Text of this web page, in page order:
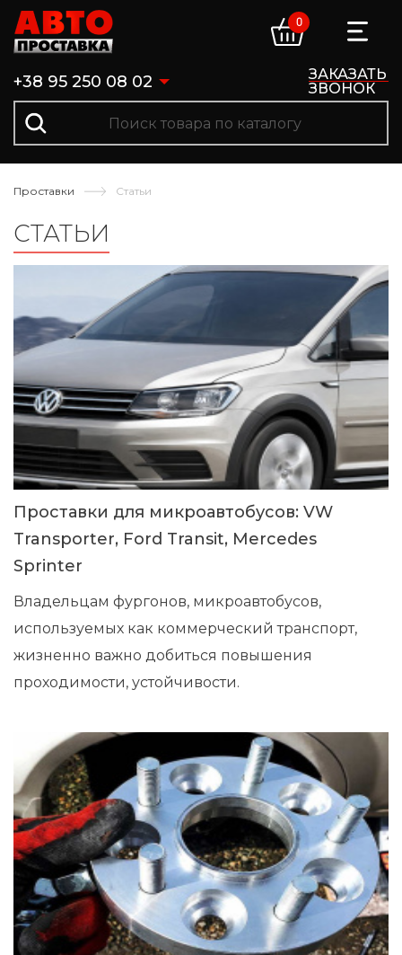
+38 95 250 08 02
ЗАКАЗАТЬ
ЗВОНОК
0
Проставки Статьи
СТАТЬИ
Проставки для микроавтобусов: VW
Transporter, Ford Transit, Mercedes
Sprinter
Владельцам фургонов, микроавтобусов,
используемых как коммерческий транспорт,
жизненно важно добиться повышения
проходимости, устойчивости.